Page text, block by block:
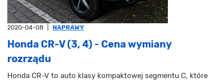
2020-04-08 NAPRAWY
Honda CR-V (3, 4) - Cena wymiany
rozrządu
Honda CR-V to auto klasy kompaktowej segmentu C, które